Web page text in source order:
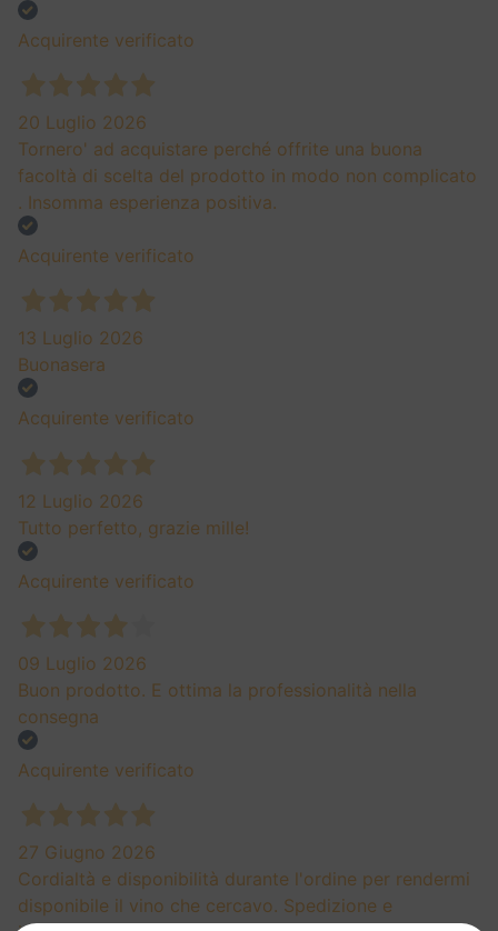
Acquirente verificato
20 Luglio 2026
Tornero' ad acquistare perché offrite una buona
facoltà di scelta del prodotto in modo non complicato
. Insomma esperienza positiva.
Acquirente verificato
13 Luglio 2026
Buonasera
Acquirente verificato
12 Luglio 2026
Tutto perfetto, grazie mille!
Acquirente verificato
09 Luglio 2026
Buon prodotto. E ottima la professionalità nella
consegna
Acquirente verificato
27 Giugno 2026
Cordialtà e disponibilità durante l'ordine per rendermi
disponibile il vino che cercavo. Spedizione e